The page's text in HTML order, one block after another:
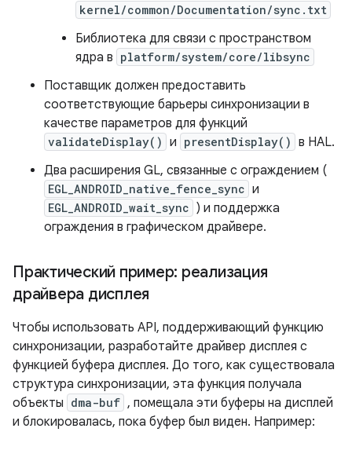
kernel/common/Documentation/sync.txt
Библиотека для связи с пространством
ядра в platform/system/core/libsync
Поставщик должен предоставить
соответствующие барьеры синхронизации в
качестве параметров для функций
validateDisplay() и presentDisplay() в HAL.
Два расширения GL, связанные с ограждением (
EGL_ANDROID_native_fence_sync и
EGL_ANDROID_wait_sync ) и поддержка
ограждения в графическом драйвере.
Практический пример: реализация
драйвера дисплея
Чтобы использовать API, поддерживающий функцию
синхронизации, разработайте драйвер дисплея с
функцией буфера дисплея. До того, как существовала
структура синхронизации, эта функция получала
объекты dma-buf , помещала эти буферы на дисплей
и блокировалась, пока буфер был виден. Например: